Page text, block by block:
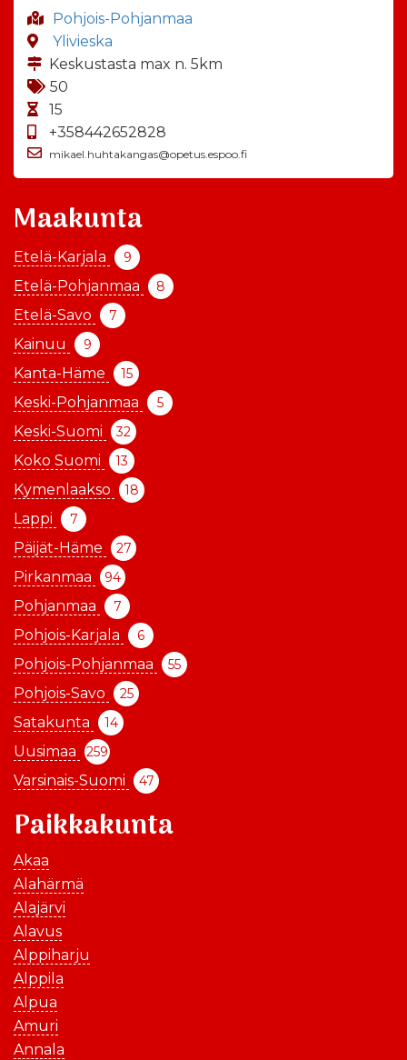
Pohjois-Pohjanmaa
Ylivieska
Keskustasta max n. 5km
50
15
+358442652828
mikael.huhtakangas@opetus.espoo.fi
Maakunta
Etelä-Karjala 9
Etelä-Pohjanmaa 8
Etelä-Savo 7
Kainuu 9
Kanta-Häme 15
Keski-Pohjanmaa 5
Keski-Suomi 32
Koko Suomi 13
Kymenlaakso 18
Lappi 7
Päijät-Häme 27
Pirkanmaa 94
Pohjanmaa 7
Pohjois-Karjala 6
Pohjois-Pohjanmaa 55
Pohjois-Savo 25
Satakunta 14
Uusimaa 259
Varsinais-Suomi 47
Paikkakunta
Akaa
Alahärmä
Alajärvi
Alavus
Alppiharju
Alppila
Alpua
Amuri
Annala